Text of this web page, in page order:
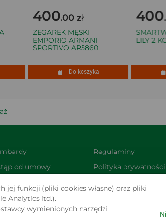
400.00 zł
ZEGAREK MĘSKI
EMPORIO ARMANI
SPORTIVO AR5860
Do koszyka
400
LILY 2
od umowy
i reklamacje
Regulaminy
Polityka prywatności
jej funkcji (pliki cookies własne) oraz pliki
Analytics itd.).
wymienionych narzędzi